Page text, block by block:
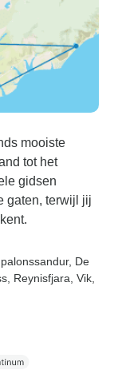
mooiste
tot het
gidsen
gaten, terwijl jij
, De
, Reynisfjara , Vik